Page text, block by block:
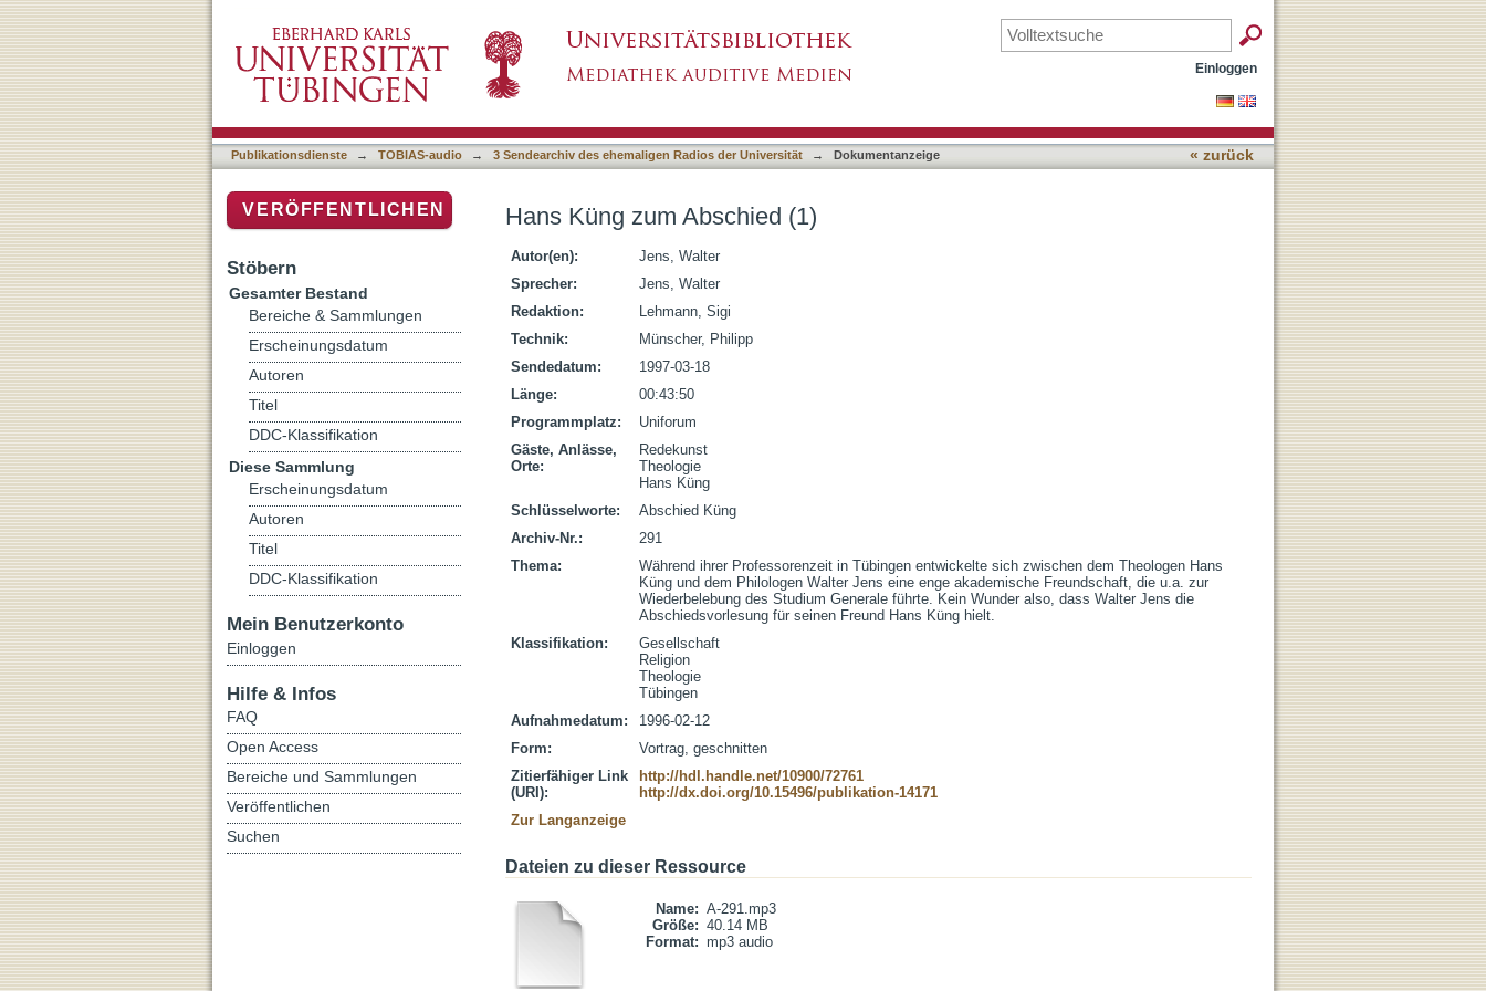
Einloggen
Publikationsdienste → TOBIAS-audio → 3 Sendearchiv des ehemaligen Radios der Universität → Dokumentanzeige « zurück
Hans Küng zum Abschied (1)
Autor(en):
Jens, Walter
Sprecher:
Jens, Walter
Redaktion:
Lehmann, Sigi
Technik:
Münscher, Philipp
Sendedatum:
1997-03-18
Länge:
00:43:50
Programmplatz:
Uniforum
Gäste, Anlässe,
Orte:
Redekunst
Theologie
Hans Küng
Schlüsselworte:
Abschied Küng
Archiv-Nr.:
291
Thema:
Während ihrer Professorenzeit in Tübingen entwickelte sich zwischen dem Theologen Hans
Küng und dem Philologen Walter Jens eine enge akademische Freundschaft, die u.a. zur
Wiederbelebung des Studium Generale führte. Kein Wunder also, dass Walter Jens die
Abschiedsvorlesung für seinen Freund Hans Küng hielt.
Klassifikation:
Gesellschaft
Religion
Theologie
Tübingen
Aufnahmedatum:
1996-02-12
Form:
Vortrag, geschnitten
Zitierfähiger Link
(URI):
http://hdl.handle.net/10900/72761
http://dx.doi.org/10.15496/publikation-14171
Zur Langanzeige
Dateien zu dieser Ressource
Name: A-291.mp3
Größe: 40.14 MB
Format: mp3 audio
VERÖFFENTLICHEN
Stöbern
Gesamter Bestand
Bereiche & Sammlungen
Erscheinungsdatum
Autoren
Titel
DDC-Klassifikation
Diese Sammlung
Erscheinungsdatum
Autoren
Titel
DDC-Klassifikation
Mein Benutzerkonto
Einloggen
Hilfe & Infos
FAQ
Open Access
Bereiche und Sammlungen
Veröffentlichen
Suchen